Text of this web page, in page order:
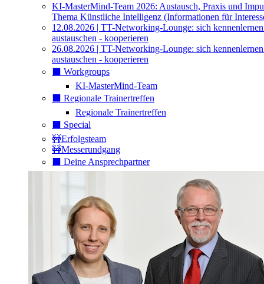
KI-MasterMind-Team 2026: Austausch, Praxis und
Thema Künstliche Intelligenz (Informationen für
12.08.2026 | TT-Networking-Lounge: sich
austauschen - kooperieren
26.08.2026 | TT-Networking-Lounge: sich
austauschen - kooperieren
⬛️ Workgroups
KI-MasterMind-Team
⬛️ Regionale Trainertreffen
Regionale Trainertreffen
⬛️ Special
🚧Erfolgsteam
🚧Messerundgang
⬛️ Deine Ansprechpartner